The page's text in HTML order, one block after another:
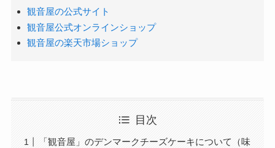
観音屋の公式サイト
観音屋公式オンラインショップ
観音屋の楽天市場ショップ
目次
「観音屋」のデンマークチーズケーキについて（味